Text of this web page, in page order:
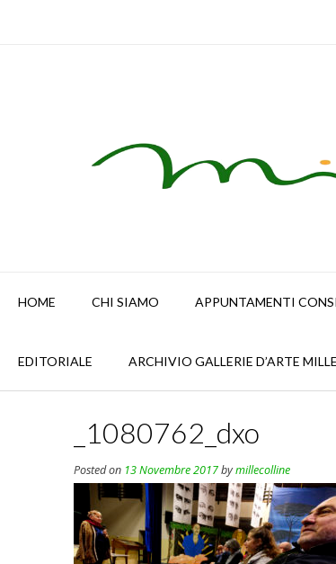
HOME CHI SIAMO APPUNTAMENTI
EDITORIALE ARCHIVIO GALLERIE D’ARTE
_1080762_dxo
Posted on 13 Novembre 2017bymillecolline